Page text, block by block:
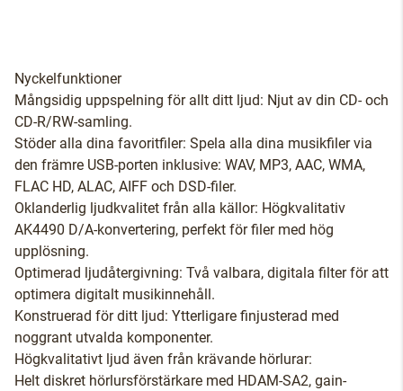
Nyckelfunktioner
Mångsidig uppspelning för allt ditt ljud: Njut av din CD- och
CD-R/RW-samling.
Stöder alla dina favoritfiler: Spela alla dina musikfiler via
den främre USB-porten inklusive: WAV, MP3, AAC, WMA,
FLAC HD, ALAC, AIFF och DSD-filer.
Oklanderlig ljudkvalitet från alla källor: Högkvalitativ
AK4490 D/A-konvertering, perfekt för filer med hög
upplösning.
Optimerad ljudåtergivning: Två valbara, digitala filter för att
optimera digitalt musikinnehåll.
Konstruerad för ditt ljud: Ytterligare finjusterad med
noggrant utvalda komponenter.
Högkvalitativt ljud även från krävande hörlurar:
Helt diskret hörlursförstärkare med HDAM-SA2, gain-